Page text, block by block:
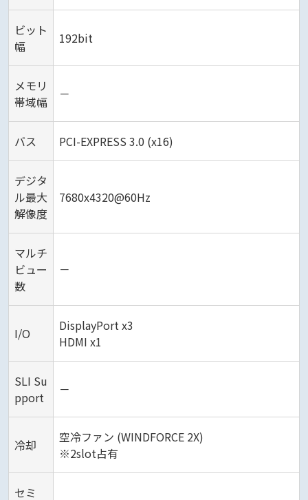
ビット
幅
192bit
メモリ
帯域幅
－
バス PCI-EXPRESS 3.0 (x16)
デジタ
ル最大
解像度
7680x4320@60Hz
マルチ
ビュー
数
－
I/O
DisplayPort x3
HDMI x1
SLI Su
pport
－
冷却
空冷ファン (WINDFORCE 2X)
※2slot占有
セミ